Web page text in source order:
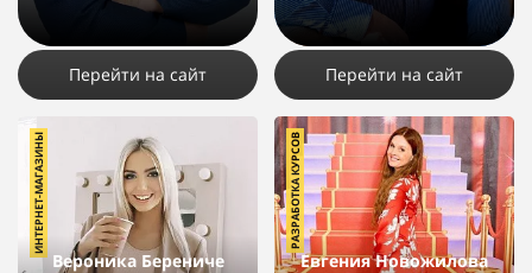
23
Перейти на сайт
163934
Перейти на сайт
Вероника Берениче
ИНТЕРНЕТ-МАГАЗИНЫ
Евгения Новожилова
РАЗРАБОТКА КУРСОВ